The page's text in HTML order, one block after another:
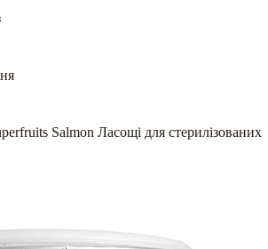
Salmon Ласощі для стерилізованих